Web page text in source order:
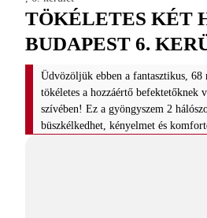
TÖKÉLETES KÉT
BUDAPEST 6.
Üdvözöljük ebben a fantasztikus, 68
tökéletes a hozzáértő befektetőknek
szívében! Ez a gyöngyszem 2
büszkélkedhet, kényelmet és